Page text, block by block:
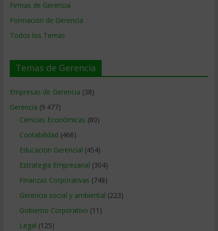
Firmas de Gerencia
Formación de Gerencia
Todos los Temas
Temas de Gerencia
Empresas de Gerencia (38)
Gerencia (9.477)
Ciencias Económicas (80)
Contabilidad (466)
Educacion Gerencial (454)
Estrategia Empresarial (304)
Finanzas Corporativas (748)
Gerencia social y ambiental (223)
Gobierno Corporativo (11)
Legal (125)